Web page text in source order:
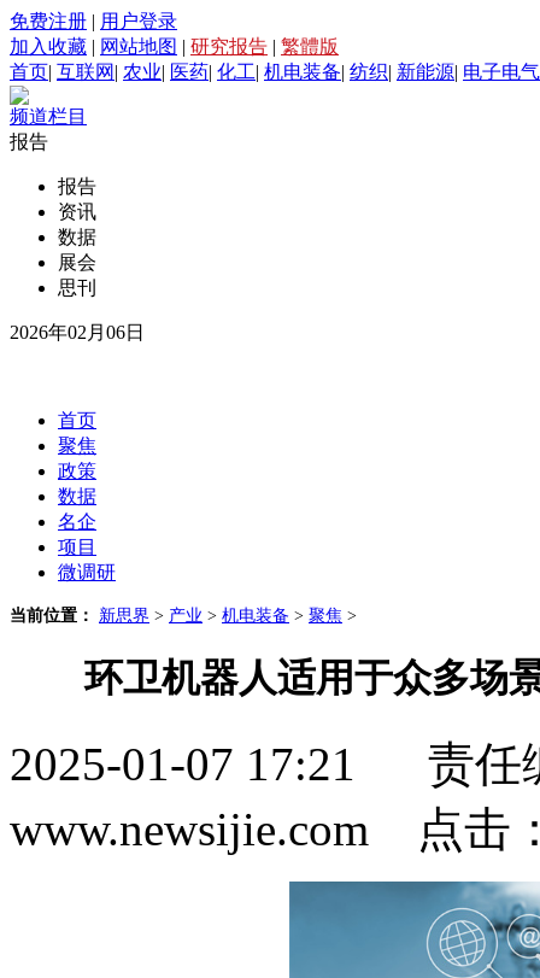
免费注册 | 用户登录
加入收藏 | 网站地图 | 研究报告 | 繁體版
首页| 互联网 | 农业| 医药| 化工| 机电装备| 纺织| 新能源| 电子电气
频道栏目
报告
报告
资讯
数据
展会
思刊
2026年02月06日
首页
聚焦
政策
数据
名企
项目
微调研
当前位置： 新思界 > 产业 > 机电装备 > 聚焦 >
环卫机器人适用于众多场
2025-01-07 17:21 责
www.newsijie.com 点击